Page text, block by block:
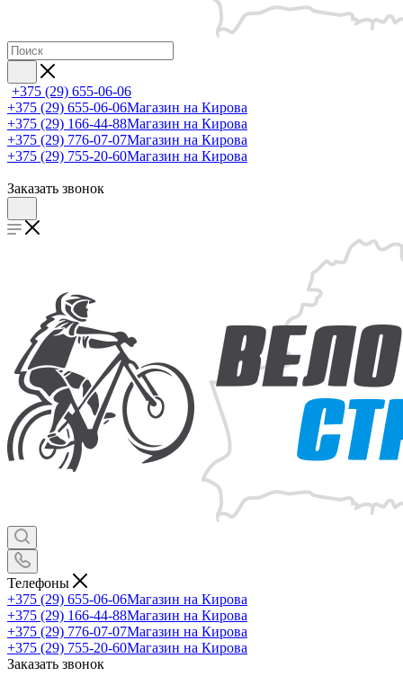
+375 (29) 655-06-06
+375 (29) 655-06-06Магазин на Кирова
+375 (29) 166-44-88Магазин на Кирова
+375 (29) 776-07-07Магазин на Кирова
+375 (29) 755-20-60Магазин на Кирова
Заказать звонок
Телефоны
+375 (29) 655-06-06Магазин на Кирова
+375 (29) 166-44-88Магазин на Кирова
+375 (29) 776-07-07Магазин на Кирова
+375 (29) 755-20-60Магазин на Кирова
Заказать звонок